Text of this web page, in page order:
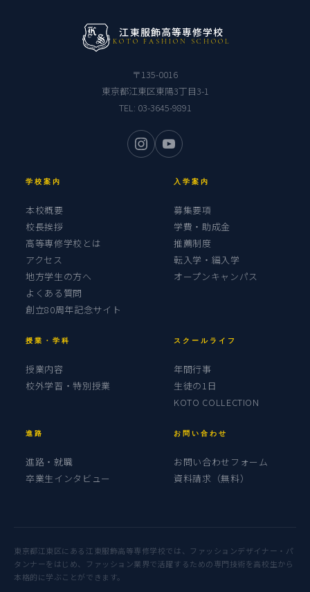
江東服飾高等専修学校
KOTO FASHION SCHOOL
〒135-0016
東京都江東区東陽3丁目3-1
TEL: 03-3645-9891
学校案内
本校概要
校長挨拶
高等専修学校とは
アクセス
地方学生の方へ
よくある質問
創立80周年記念サイト
入学案内
募集要項
学費・助成金
推薦制度
転入学・編入学
オープンキャンパス
授業・学科
授業内容
校外学習・特別授業
スクールライフ
年間行事
生徒の1日
KOTO COLLECTION
進路
進路・就職
卒業生インタビュー
お問い合わせ
お問い合わせフォーム
資料請求（無料）
東京都江東区にある江東服飾高等専修学校では、ファッションデザイナー・パ
タンナーをはじめ、ファッション業界で活躍するための専門技術を高校生から
本格的に学ぶことができます。